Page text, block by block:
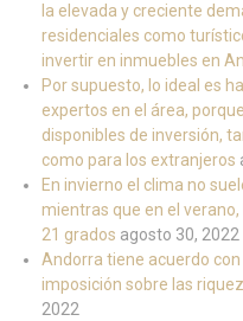
la elevada y creciente
residenciales como
invertir en inmuebles en
Por supuesto, lo ideal es
expertos en el área,
disponibles de inversión,
como para los extranjeros
En invierno el clima no
mientras que en el
21 grados agosto 30, 2022
Andorra tiene acuerdo
imposición sobre las
2022